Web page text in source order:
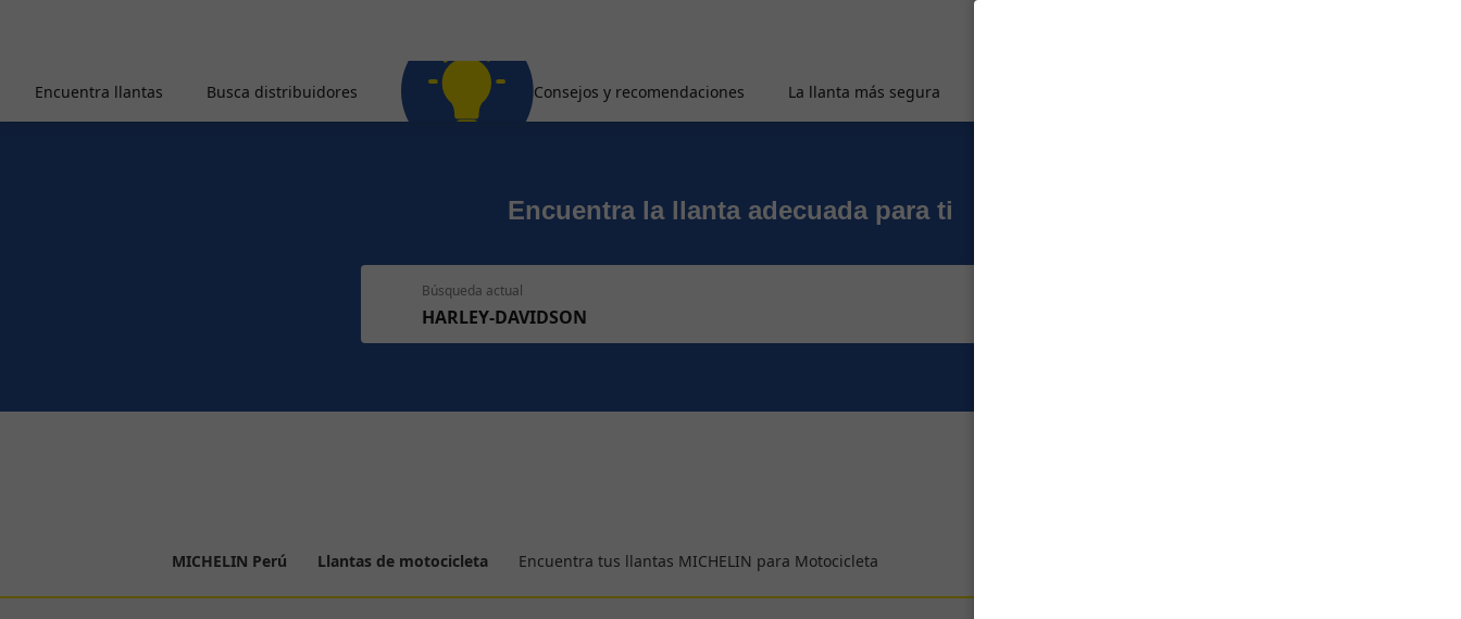
Encuentra llantas Busca distribuidores Consejos y recomendaciones La llanta más segura
Encuentra la llanta adecuada para ti
Búsqueda actual
HARLEY-DAVIDSON
MICHELIN Perú Llantas de motocicleta Encuentra tus llantas MICHELIN para Motocicleta